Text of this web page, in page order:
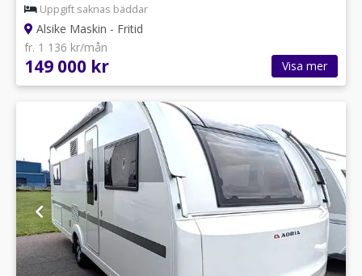
Uppgift saknas bäddar
Alsike Maskin - Fritid
fr. 1 136 kr/mån
149 000 kr Visa mer